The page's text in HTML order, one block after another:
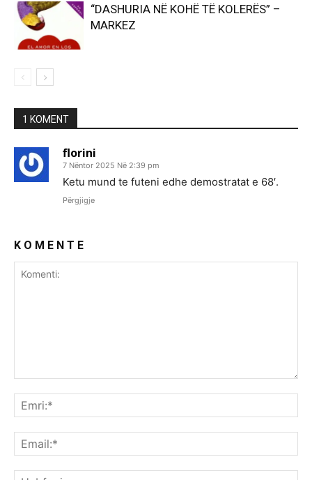
“DASHURIA NË KOHË TË KOLERËS” –
MARKEZ
1 KOMENT
florini
7 Nëntor 2025 Në 2:39 pm
Ketu mund te futeni edhe demostratat e 68′.
Përgjigje
K O M E N T E